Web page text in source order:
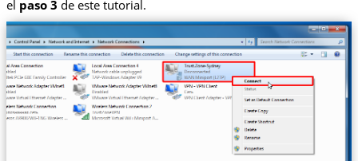
el paso 3 de este tutorial.